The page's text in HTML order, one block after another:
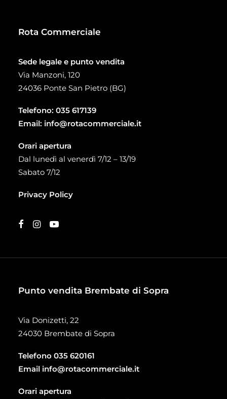
Rota Commerciale
Sede legale e punto vendita
Via Manzoni, 120
24036 Ponte San Pietro (BG)
Telefono: 035 617139
Email: info@rotacommerciale.it
Orari apertura
Dal lunedì al venerdì 7/12 – 13/19
Sabato 7/12
Privacy Policy
Punto vendita Brembate di Sopra
Via Donizetti, 22
24030 Brembate di Sopra
Telefono 035 620161
Email info@rotacommerciale.it
Orari apertura